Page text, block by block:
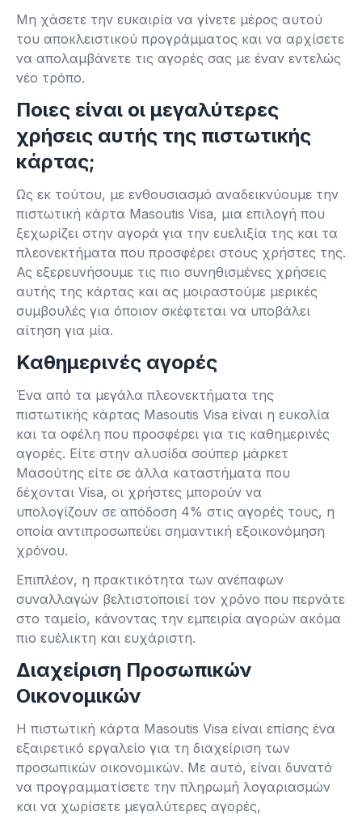
Μη χάσετε την ευκαιρία να γίνετε μέρος αυτού
του αποκλειστικού προγράμματος και να αρχίσετε
να απολαμβάνετε τις αγορές σας με έναν εντελώς
νέο τρόπο.
Ποιες είναι οι μεγαλύτερες
χρήσεις αυτής της πιστωτικής
κάρτας;
Ως εκ τούτου, με ενθουσιασμό αναδεικνύουμε την
πιστωτική κάρτα Masoutis Visa, μια επιλογή που
ξεχωρίζει στην αγορά για την ευελιξία της και τα
πλεονεκτήματα που προσφέρει στους χρήστες της.
Ας εξερευνήσουμε τις πιο συνηθισμένες χρήσεις
αυτής της κάρτας και ας μοιραστούμε μερικές
συμβουλές για όποιον σκέφτεται να υποβάλει
αίτηση για μία.
Καθημερινές αγορές
Ένα από τα μεγάλα πλεονεκτήματα της
πιστωτικής κάρτας Masoutis Visa είναι η ευκολία
και τα οφέλη που προσφέρει για τις καθημερινές
αγορές. Είτε στην αλυσίδα σούπερ μάρκετ
Μασούτης είτε σε άλλα καταστήματα που
δέχονται Visa, οι χρήστες μπορούν να
υπολογίζουν σε απόδοση 4% στις αγορές τους, η
οποία αντιπροσωπεύει σημαντική εξοικονόμηση
χρόνου.
Επιπλέον, η πρακτικότητα των ανέπαφων
συναλλαγών βελτιστοποιεί τον χρόνο που περνάτε
στο ταμείο, κάνοντας την εμπειρία αγορών ακόμα
πιο ευέλικτη και ευχάριστη.
Διαχείριση Προσωπικών
Οικονομικών
Η πιστωτική κάρτα Masoutis Visa είναι επίσης ένα
εξαιρετικό εργαλείο για τη διαχείριση των
προσωπικών οικονομικών. Με αυτό, είναι δυνατό
να προγραμματίσετε την πληρωμή λογαριασμών
και να χωρίσετε μεγαλύτερες αγορές,